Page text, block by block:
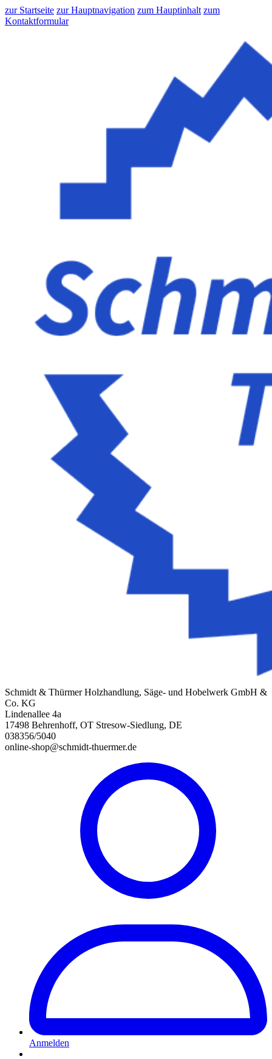
zur Startseite zur Hauptnavigation zum Hauptinhalt zum
Kontaktformular
Schmidt & Thürmer Holzhandlung, Säge- und Hobelwerk GmbH &
Co. KG
Lindenallee 4a
17498 Behrenhoff, OT Stresow-Siedlung, DE
038356/5040
online-shop@schmidt-thuermer.de
Anmelden